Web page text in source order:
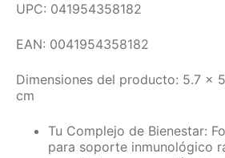
UPC: 041954358182
EAN: 0041954358182
Dimensiones del producto: 5.7 x
cm
Tu Complejo de Bienestar:
para soporte inmunológico